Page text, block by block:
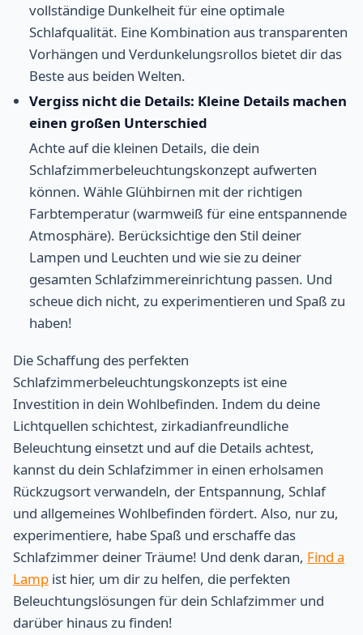
vollständige Dunkelheit für eine optimale
Schlafqualität. Eine Kombination aus transparenten
Vorhängen und Verdunkelungsrollos bietet dir das
Beste aus beiden Welten.
Vergiss nicht die Details: Kleine Details machen
einen großen Unterschied
Achte auf die kleinen Details, die dein
Schlafzimmerbeleuchtungskonzept aufwerten
können. Wähle Glühbirnen mit der richtigen
Farbtemperatur (warmweiß für eine entspannende
Atmosphäre). Berücksichtige den Stil deiner
Lampen und Leuchten und wie sie zu deiner
gesamten Schlafzimmereinrichtung passen. Und
scheue dich nicht, zu experimentieren und Spaß zu
haben!
Die Schaffung des perfekten
Schlafzimmerbeleuchtungskonzepts ist eine
Investition in dein Wohlbefinden. Indem du deine
Lichtquellen schichtest, zirkadianfreundliche
Beleuchtung einsetzt und auf die Details achtest,
kannst du dein Schlafzimmer in einen erholsamen
Rückzugsort verwandeln, der Entspannung, Schlaf
und allgemeines Wohlbefinden fördert. Also, nur zu,
experimentiere, habe Spaß und erschaffe das
Schlafzimmer deiner Träume! Und denk daran, Find a
Lamp ist hier, um dir zu helfen, die perfekten
Beleuchtungslösungen für dein Schlafzimmer und
darüber hinaus zu finden!